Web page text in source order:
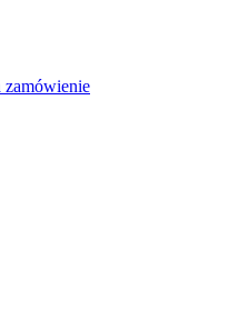
zamówienie